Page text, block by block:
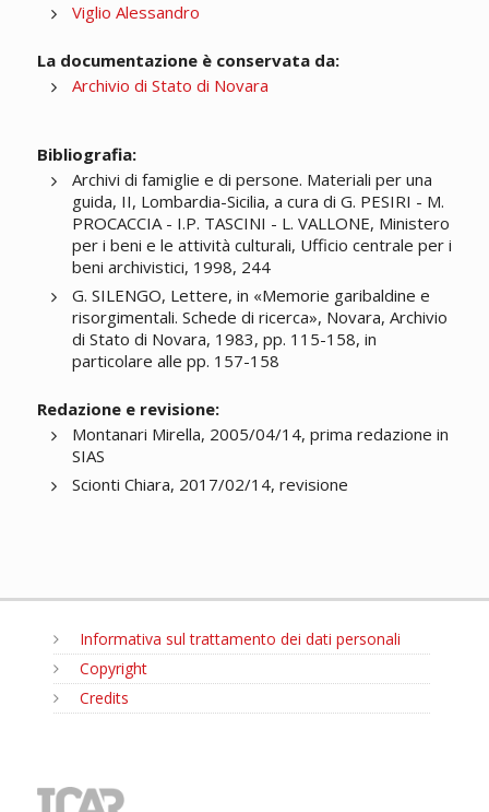
Viglio Alessandro
La documentazione è conservata da:
Archivio di Stato di Novara
Bibliografia:
Archivi di famiglie e di persone. Materiali per una
guida, II, Lombardia-Sicilia, a cura di G. PESIRI - M.
PROCACCIA - I.P. TASCINI - L. VALLONE, Ministero
per i beni e le attività culturali, Ufficio centrale per i
beni archivistici, 1998, 244
G. SILENGO, Lettere, in «Memorie garibaldine e
risorgimentali. Schede di ricerca», Novara, Archivio
di Stato di Novara, 1983, pp. 115-158, in
particolare alle pp. 157-158
Redazione e revisione:
Montanari Mirella, 2005/04/14, prima redazione in
SIAS
Scionti Chiara, 2017/02/14, revisione
Informativa sul trattamento dei dati personali
Copyright
Credits